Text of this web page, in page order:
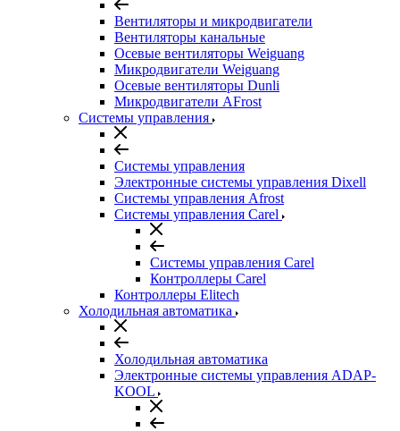
Вентиляторы и микродвигатели
Вентиляторы канальные
Осевые вентиляторы Weiguang
Микродвигатели Weiguang
Осевые вентиляторы Dunli
Микродвигатели AFrost
Системы управления
Системы управления
Электронные системы управления Dixell
Системы управления Afrost
Системы управления Carel
Системы управления Carel
Контроллеры Carel
Контроллеры Elitech
Холодильная автоматика
Холодильная автоматика
Электронные системы управления ADAP-
KOOL